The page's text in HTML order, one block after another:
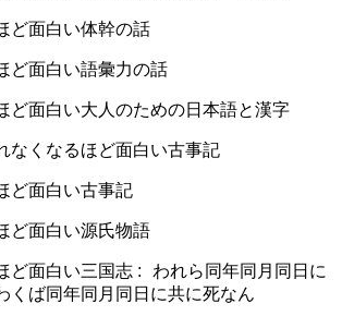
ど面白い体幹の話
ど面白い語彙力の話
ど面白い大人のための日本語と漢字
なくなるほど面白い古事記
ど面白い古事記
ど面白い源氏物語
ど面白い三国志 :
われら同年同月同日に
くば同年同月同日に共に死なん